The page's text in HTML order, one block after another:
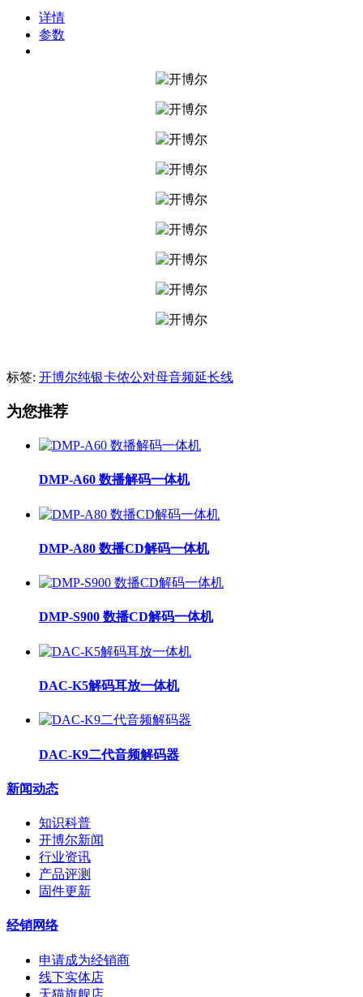
详情
参数
标签: 开博尔纯银卡侬公对母音频延长线
为您推荐
DMP-A60 数播解码一体机
DMP-A80 数播CD解码一体机
DMP-S900 数播CD解码一体机
DAC-K5解码耳放一体机
DAC-K9二代音频解码器
新闻动态
知识科普
开博尔新闻
行业资讯
产品评测
固件更新
经销网络
申请成为经销商
线下实体店
天猫旗舰店